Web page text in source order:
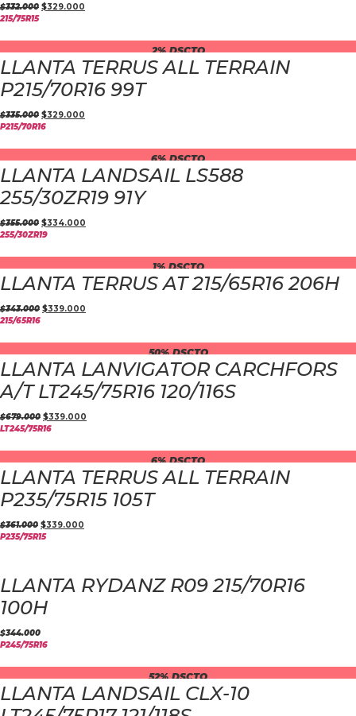
$332.000 $329.000
215/75R15
2% DSCTO
LLANTA TERRUS ALL TERRAIN
P215/70R16 99T
$335.000 $329.000
P215/70R16
6% DSCTO
LLANTA LANDSAIL LS588
255/30ZR19 91Y
$355.000 $334.000
255/30ZR19
1% DSCTO
LLANTA TERRUS AT 215/65R16 206H
$343.000 $339.000
215/65R16
50% DSCTO
LLANTA LANVIGATOR CARCHFORS
A/T LT245/75R16 120/116S
$679.000 $339.000
LT245/75R16
6% DSCTO
LLANTA TERRUS ALL TERRAIN
P235/75R15 105T
$361.000 $339.000
P235/75R15
LLANTA RYDANZ R09 215/70R16
100H
$344.000
P245/75R16
52% DSCTO
LLANTA LANDSAIL CLX-10